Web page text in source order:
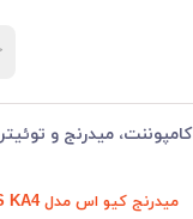
کامپوننت، میدرنج و توئیتر
میدرنج کیو اس مدل QS KA4